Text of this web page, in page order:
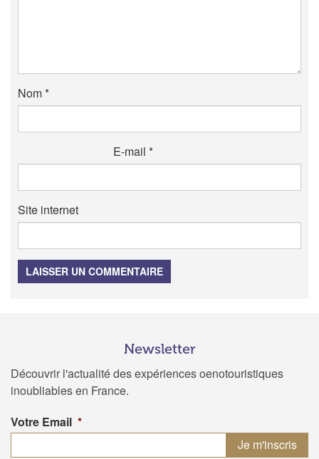
Nom*
E-mail *
Site internet
LAISSER UN COMMENTAIRE
Newsletter
Découvrir l'actualité des expériences oenotouristiques
inoubliables en France.
Votre Email *